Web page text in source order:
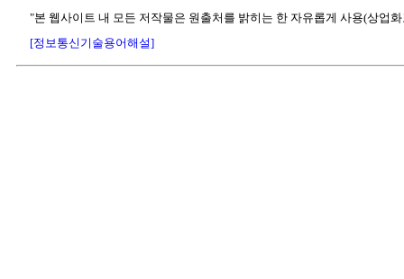
"본 웹사이트 내 모든 저작물은 원출처를 밝히는 한 자유롭게 사용(상업
[정보통신기술용어해설]